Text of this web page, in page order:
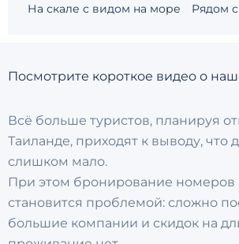
На скале с видом на море
Рядом
Посмотрите короткое видео о
Всё больше туристов, планируя
Таиланде, приходят к выводу, что
слишком мало.
При этом бронирование номеров
становится проблемой: сложно
большие компании и скидок на